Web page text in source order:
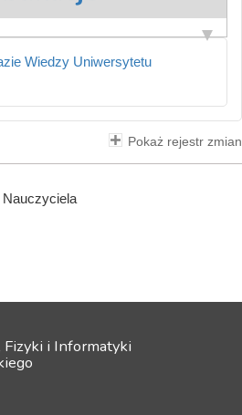
Wiedzy Uniwersytetu
Pokaż rejestr zmian
Fizyki i Informatyki